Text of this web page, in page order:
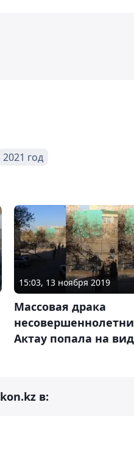
2021 год
15:03, 13 ноября 2019
Массовая драка
Актау попала на
в: